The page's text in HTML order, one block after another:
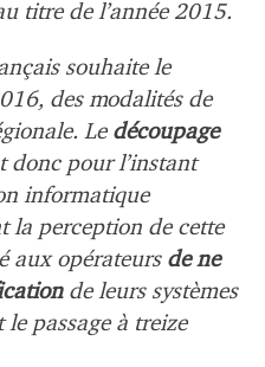
titre de l’année 2015.
souhaite le
des modalités de
Le découpage
donc pour l’instant
informatique
la perception de cette
aux opérateurs de ne
de leurs systèmes
passage à treize